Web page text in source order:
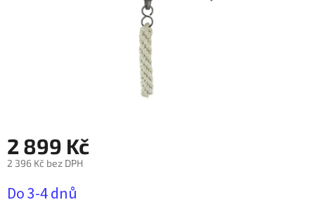
2 899 Kč
2 396 Kč bez DPH
cena:
Do 3-4 dnů